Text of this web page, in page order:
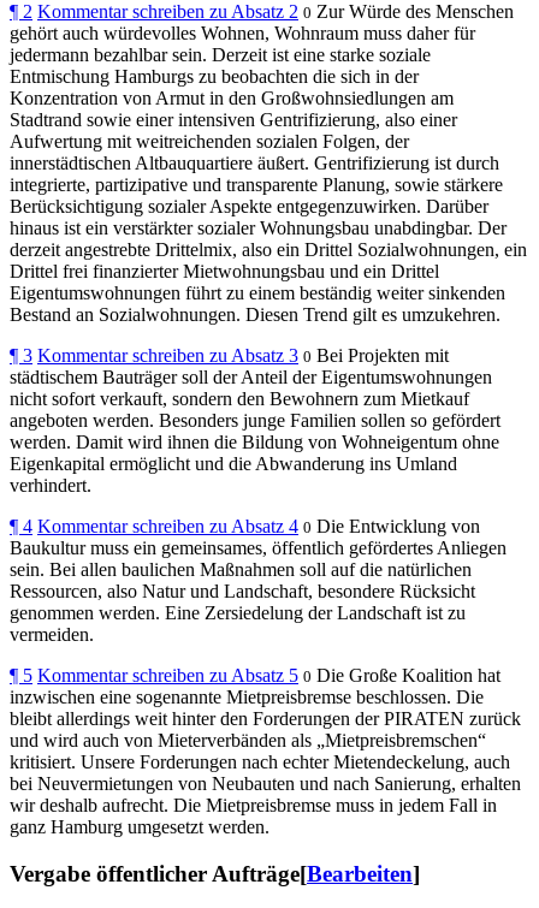
¶ 2 Kommentar schreiben zu Absatz 2 0 Zur Würde des Menschen
gehört auch würdevolles Wohnen, Wohnraum muss daher für
jedermann bezahlbar sein. Derzeit ist eine starke soziale
Entmischung Hamburgs zu beobachten die sich in der
Konzentration von Armut in den Großwohnsiedlungen am
Stadtrand sowie einer intensiven Gentrifizierung, also einer
Aufwertung mit weitreichenden sozialen Folgen, der
innerstädtischen Altbauquartiere äußert. Gentrifizierung ist durch
integrierte, partizipative und transparente Planung, sowie stärkere
Berücksichtigung sozialer Aspekte entgegenzuwirken. Darüber
hinaus ist ein verstärkter sozialer Wohnungsbau unabdingbar. Der
derzeit angestrebte Drittelmix, also ein Drittel Sozialwohnungen, ein
Drittel frei finanzierter Mietwohnungsbau und ein Drittel
Eigentumswohnungen führt zu einem beständig weiter sinkenden
Bestand an Sozialwohnungen. Diesen Trend gilt es umzukehren.
¶ 3 Kommentar schreiben zu Absatz 3 0 Bei Projekten mit
städtischem Bauträger soll der Anteil der Eigentumswohnungen
nicht sofort verkauft, sondern den Bewohnern zum Mietkauf
angeboten werden. Besonders junge Familien sollen so gefördert
werden. Damit wird ihnen die Bildung von Wohneigentum ohne
Eigenkapital ermöglicht und die Abwanderung ins Umland
verhindert.
¶ 4 Kommentar schreiben zu Absatz 4 0 Die Entwicklung von
Baukultur muss ein gemeinsames, öffentlich gefördertes Anliegen
sein. Bei allen baulichen Maßnahmen soll auf die natürlichen
Ressourcen, also Natur und Landschaft, besondere Rücksicht
genommen werden. Eine Zersiedelung der Landschaft ist zu
vermeiden.
¶ 5 Kommentar schreiben zu Absatz 5 0 Die Große Koalition hat
inzwischen eine sogenannte Mietpreisbremse beschlossen. Die
bleibt allerdings weit hinter den Forderungen der PIRATEN zurück
und wird auch von Mieterverbänden als „Mietpreisbremschen“
kritisiert. Unsere Forderungen nach echter Mietendeckelung, auch
bei Neuvermietungen von Neubauten und nach Sanierung, erhalten
wir deshalb aufrecht. Die Mietpreisbremse muss in jedem Fall in
ganz Hamburg umgesetzt werden.
Vergabe öffentlicher Aufträge[Bearbeiten]